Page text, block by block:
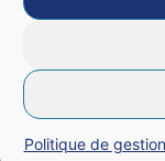
Politique de
CGU